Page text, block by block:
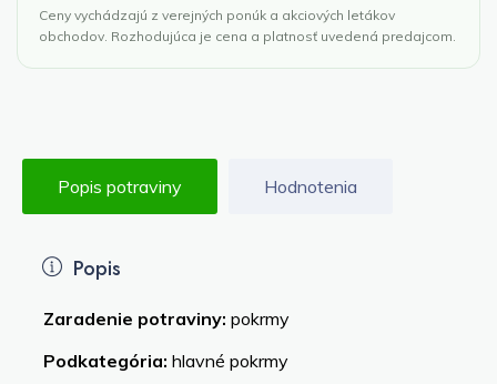
Ceny vychádzajú z verejných ponúk a akciových letákov
obchodov. Rozhodujúca je cena a platnosť uvedená predajcom.
Popis potraviny Hodnotenia
Popis
Zaradenie potraviny: pokrmy
Podkategória: hlavné pokrmy